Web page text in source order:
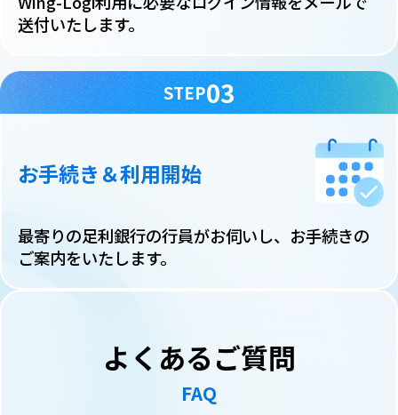
送付いたします。
STEP03
お手続き＆利用開始
最寄りの足利銀行の行員がお伺いし、お手続きの
ご案内をいたします。
よくあるご質問
FAQ